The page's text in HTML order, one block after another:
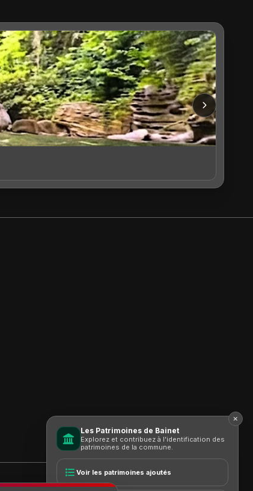
Conditions d'utilisation Politique de confidentialité
Les Patrimoines de Bainet
Explorez et contribuez à l'identification des
patrimoines de la commune.
Voir les patrimoines ajoutés